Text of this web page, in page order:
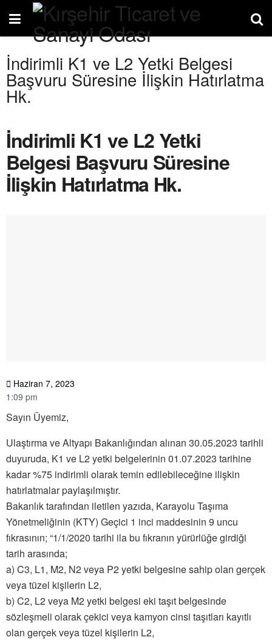
İndirimli K1 ve L2 Yetki Belgesi
Başvuru Süresine İlişkin Hatırlatma
Hk.
İndirimli K1 ve L2 Yetki
Belgesi Başvuru Süresine
İlişkin Hatırlatma Hk.
Haziran 7, 2023
1:09 pm
Sayın Üyemiz,
Ulaştırma ve Altyapı Bakanlığından alınan 30.05.2023 tarihli
duyuruda, K1 ve L2 yetki belgelerinin 01.07.2023 tarihine
kadar %75 indirimli olarak temin edilebileceğine ilişkin
hatırlatmalar paylaşılmıştır.
Bakanlık tarafından iletilen yazıda, Karayolu Taşıma
Yönetmeliğinin (KTY) Geçici 1 inci maddesinin 9 uncu
fıkrasının; “1/1/2020 tarihi ila bu fıkranın yürürlüğe girdiği
tarih arasında;
a) C3, L1, M2, N2 veya P2 yetki belgesine sahip olan gerçek
veya tüzel kişilerin L2,
b) C2, L2 veya M2 yetki belgesi eki taşıt belgesinde
sözleşmeli olarak çekici veya kamyon cinsi taşıtları kayıtlı
olan gerçek veya tüzel kişilerin L2,